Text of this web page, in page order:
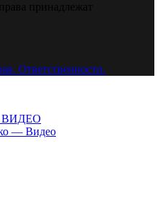
принадлежат
Ответственности.
ВИДЕО
— Видео